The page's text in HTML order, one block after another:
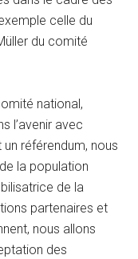
celle du
du comité
national,
l’avenir avec
référendum, nous
la population
de la
partenaires et
nous allons
des